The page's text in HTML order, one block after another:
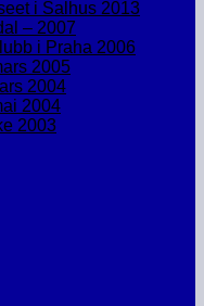
i Salhus 2013
– 2007
i Praha 2006
2005
2004
2004
2003